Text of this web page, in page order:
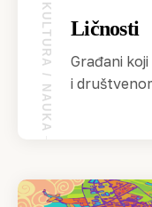
KULTURA / NAUKA Ličnosti
Građani
i